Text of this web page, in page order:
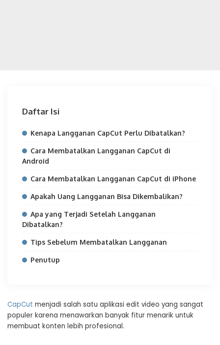
Daftar Isi
Kenapa Langganan CapCut Perlu Dibatalkan?
Cara Membatalkan Langganan CapCut di
Android
Cara Membatalkan Langganan CapCut di iPhone
Apakah Uang Langganan Bisa Dikembalikan?
Apa yang Terjadi Setelah Langganan
Dibatalkan?
Tips Sebelum Membatalkan Langganan
Penutup
CapCut menjadi salah satu aplikasi edit video yang sangat
populer karena menawarkan banyak fitur menarik untuk
membuat konten lebih profesional.